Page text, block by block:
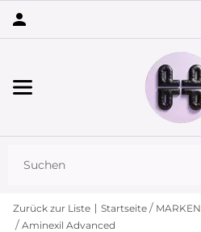
Zurück zur Liste Startseite MARKEN
Aminexil Advanced